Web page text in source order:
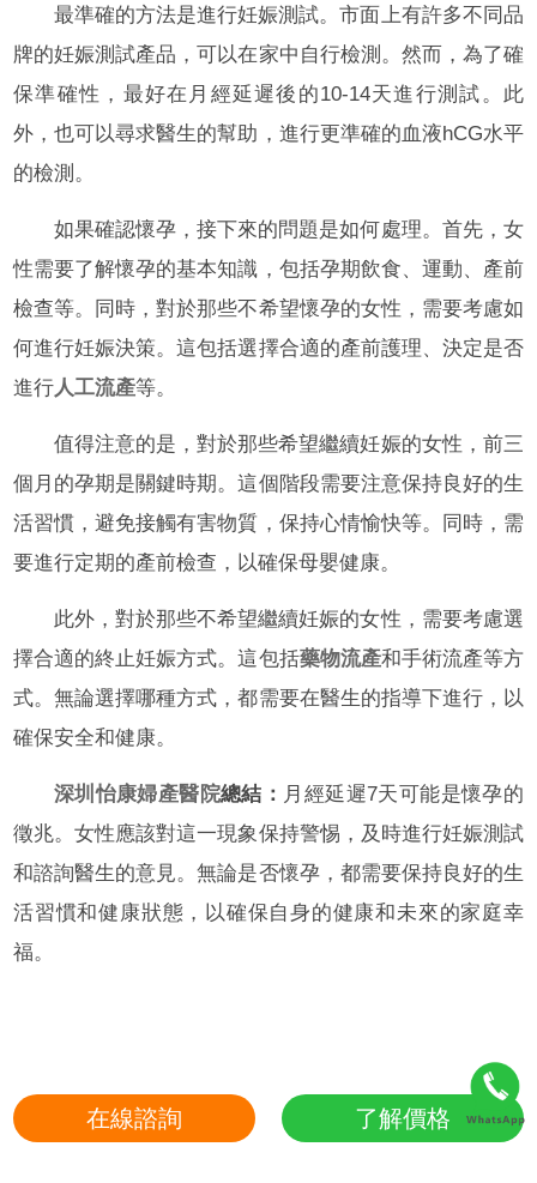
最準確的方法是進行妊娠測試。市面上有許多不同品
牌的妊娠測試產品，可以在家中自行檢測。然而，為了確
保準確性，最好在月經延遲後的10-14天進行測試。此
外，也可以尋求醫生的幫助，進行更準確的血液hCG水平
的檢測。
如果確認懷孕，接下來的問題是如何處理。首先，女
性需要了解懷孕的基本知識，包括孕期飲食、運動、產前
檢查等。同時，對於那些不希望懷孕的女性，需要考慮如
何進行妊娠決策。這包括選擇合適的產前護理、決定是否
進行人工流產等。
值得注意的是，對於那些希望繼續妊娠的女性，前三
個月的孕期是關鍵時期。這個階段需要注意保持良好的生
活習慣，避免接觸有害物質，保持心情愉快等。同時，需
要進行定期的產前檢查，以確保母嬰健康。
此外，對於那些不希望繼續妊娠的女性，需要考慮選
擇合適的終止妊娠方式。這包括藥物流產和手術流產等方
式。無論選擇哪種方式，都需要在醫生的指導下進行，以
確保安全和健康。
深圳怡康婦產醫院總結： 月經延遲7天可能是懷孕的
徵兆。女性應該對這一現象保持警惕，及時進行妊娠測試
和諮詢醫生的意見。無論是否懷孕，都需要保持良好的生
活習慣和健康狀態，以確保自身的健康和未來的家庭幸
福。
在線諮詢 了解價格